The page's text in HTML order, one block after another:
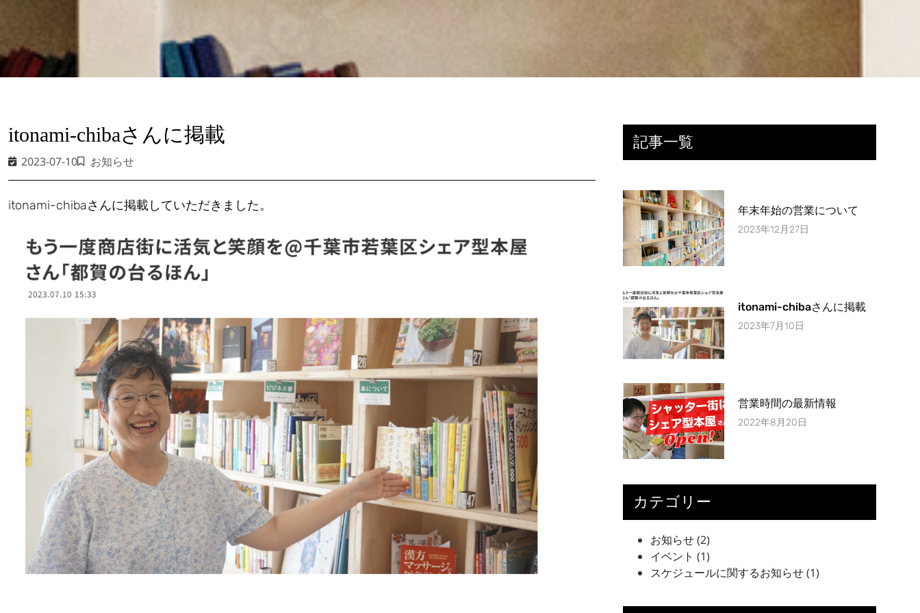
itonami-chibaさんに掲載
2023-07-10 お知らせ
itonami-chibaさんに掲載していただきました。
記事一覧
年末年始の営業について
2023年12月27日
itonami-chibaさんに掲載
2023年7月10日
営業時間の最新情報
2022年8月20日
カテゴリー
お知らせ(2)
イベント (1)
スケジュールに関するお知らせ(1)